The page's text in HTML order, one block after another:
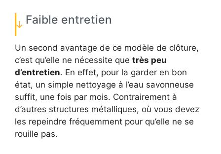
Faible entretien
Un second avantage de ce modèle de clôture,
c’est qu’elle ne nécessite que très peu
d’entretien. En effet, pour la garder en bon
état, un simple nettoyage à l’eau savonneuse
suffit, une fois par mois. Contrairement à
d’autres structures métalliques, où vous devez
les repeindre fréquemment pour qu’elle ne se
rouille pas.